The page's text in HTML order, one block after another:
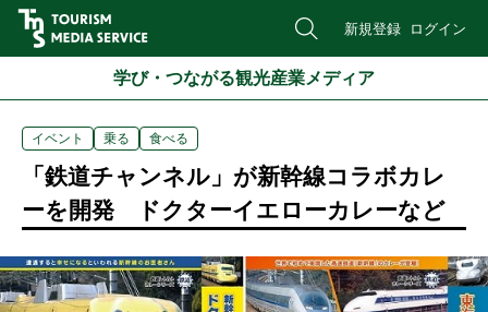
新規登録 ログイン
学び・つながる観光産業メディア
イベント 乗る 食べる
「鉄道チャンネル」が新幹線コラボカレ
ーを開発 ドクターイエローカレーなど